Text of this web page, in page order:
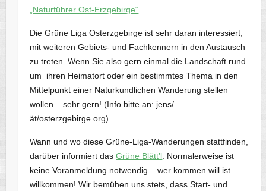
„Naturführer Ost-Erzgebirge“
Die Grüne Liga Osterzgebirge ist sehr daran interessiert,
mit weiteren Gebiets- und Fachkennern in den Austausch
zu treten. Wenn Sie also gern einmal die Landschaft rund
um ihren Heimatort oder ein bestimmtes Thema in den
Mittelpunkt einer Naturkundlichen Wanderung stellen
wollen – sehr gern! (Info bitte an: jens/
ät/osterzgebirge.org).
Wann und wo diese Grüne-Liga-Wanderungen stattfinden,
darüber informiert dasGrüne Blätt’l . Normalerweise ist
keine Voranmeldung notwendig – wer kommen will ist
willkommen! Wir bemühen uns stets, dass Start- und